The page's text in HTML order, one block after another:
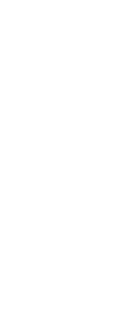
会
工作侧记
科小记